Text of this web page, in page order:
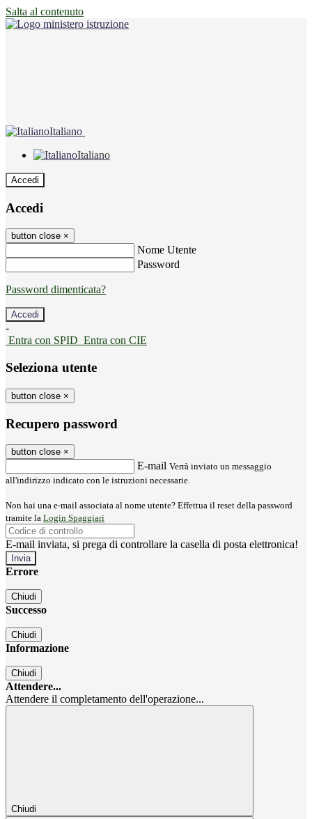
Salta al contenuto
Italiano
Italiano
Accedi
Accedi
button close ×
Nome Utente
Password
Password dimenticata?
-
Entra con SPID Entra con CIE
Seleziona utente
button close ×
Recupero password
button close ×
E-mail Verrà inviato un messaggio
all'indirizzo indicato con le istruzioni necessarie.
Non hai una e-mail associata al nome utente? Effettua il reset della password
tramite la Login Spaggiari
E-mail inviata, si prega di controllare la casella di posta elettronica!
Errore
Chiudi
Successo
Chiudi
Informazione
Chiudi
Attendere...
Attendere il completamento dell'operazione...
Chiudi